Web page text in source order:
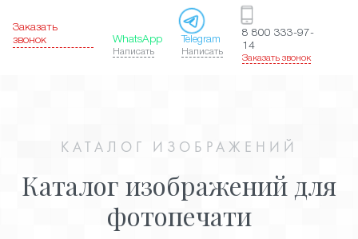
Заказать
звонок
WhatsApp
Написать
Telegram
Написать
8 800 333-97-
14
Заказать звонок
КАТАЛОГ ИЗОБРАЖЕНИЙ
Каталог изображений для
фотопечати